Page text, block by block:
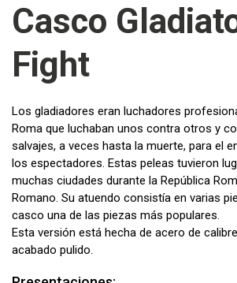
Casco
Fight
Los gladiadores eran luchadores
Roma que luchaban unos contra otros y
salvajes, a veces hasta la muerte, para el
los espectadores. Estas peleas tuvieron
muchas ciudades durante la República
Romano. Su atuendo consistía en varias
casco una de las piezas más populares.
Esta versión está hecha de acero de
acabado pulido.